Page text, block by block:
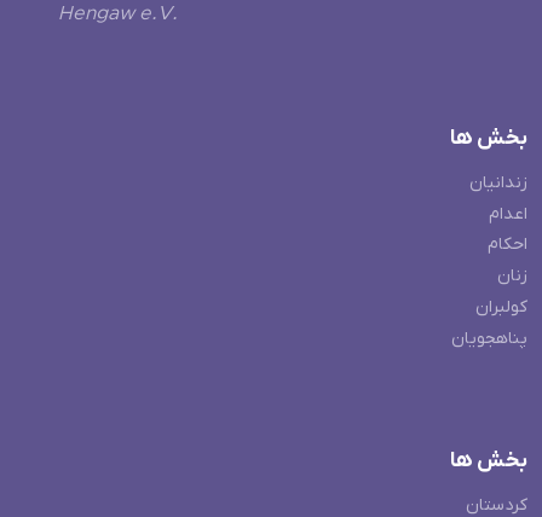
Hengaw e.V.
بخش ها
زندانیان
اعدام
احکام
زنان
کولبران
پناهجویان
بخش ها
کردستان